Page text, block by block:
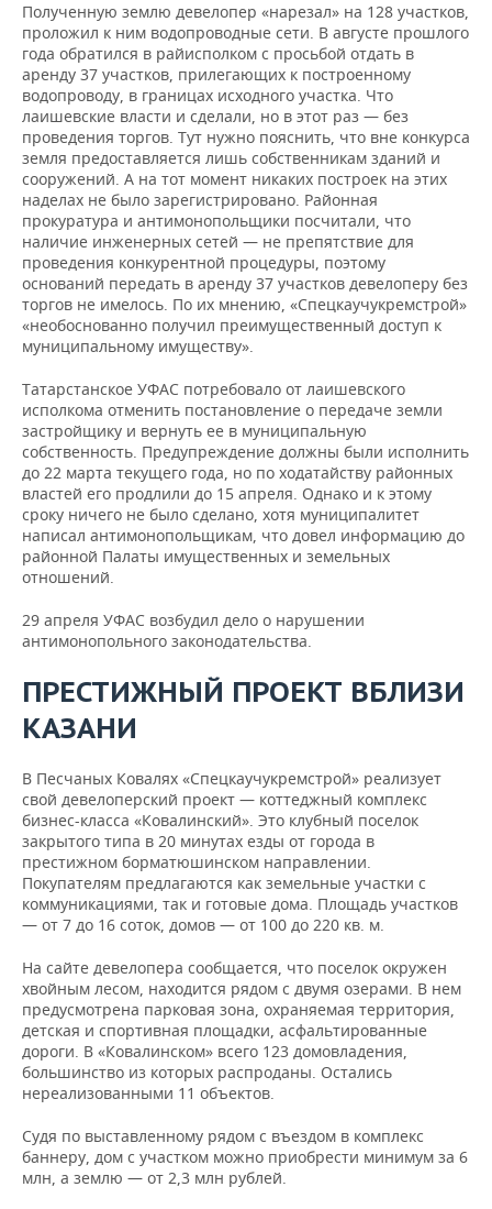
Полученную землю девелопер «нарезал» на 128 участков,
проложил к ним водопроводные сети. В августе прошлого
года обратился в райисполком с просьбой отдать в
аренду 37 участков, прилегающих к построенному
водопроводу, в границах исходного участка. Что
лаишевские власти и сделали, но в этот раз — без
проведения торгов. Тут нужно пояснить, что вне конкурса
земля предоставляется лишь собственникам зданий и
сооружений. А на тот момент никаких построек на этих
наделах не было зарегистрировано. Районная
прокуратура и антимонопольщики посчитали, что
наличие инженерных сетей — не препятствие для
проведения конкурентной процедуры, поэтому
оснований передать в аренду 37 участков девелоперу без
торгов не имелось. По их мнению, «Спецкаучукремстрой»
«необоснованно получил преимущественный доступ к
муниципальному имуществу».
Татарстанское УФАС потребовало от лаишевского
исполкома отменить постановление о передаче земли
застройщику и вернуть ее в муниципальную
собственность. Предупреждение должны были исполнить
до 22 марта текущего года, но по ходатайству районных
властей его продлили до 15 апреля. Однако и к этому
сроку ничего не было сделано, хотя муниципалитет
написал антимонопольщикам, что довел информацию до
районной Палаты имущественных и земельных
отношений.
29 апреля УФАС возбудил дело о нарушении
антимонопольного законодательства.
ПРЕСТИЖНЫЙ ПРОЕКТ ВБЛИЗИ
КАЗАНИ
В Песчаных Ковалях «Спецкаучукремстрой» реализует
свой девелоперский проект — коттеджный комплекс
бизнес-класса «Ковалинский». Это клубный поселок
закрытого типа в 20 минутах езды от города в
престижном борматюшинском направлении.
Покупателям предлагаются как земельные участки с
коммуникациями, так и готовые дома. Площадь участков
— от 7 до 16 соток, домов — от 100 до 220 кв. м.
На сайте девелопера сообщается, что поселок окружен
хвойным лесом, находится рядом с двумя озерами. В нем
предусмотрена парковая зона, охраняемая территория,
детская и спортивная площадки, асфальтированные
дороги. В «Ковалинском» всего 123 домовладения,
большинство из которых распроданы. Остались
нереализованными 11 объектов.
Судя по выставленному рядом с въездом в комплекс
баннеру, дом с участком можно приобрести минимум за 6
млн, а землю — от 2,3 млн рублей.